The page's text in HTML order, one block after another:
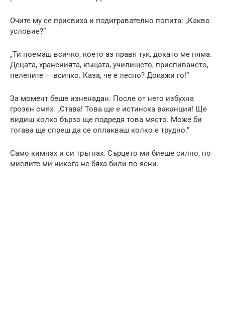
Очите му се присвиха и подигравателно попита: „Какво
условие?“
„Ти поемаш всичко, което аз правя тук, докато ме няма.
Децата, храненията, къщата, училището, приспиването,
пелените — всичко. Каза, че е лесно? Докажи го!“
За момент беше изненадан. После от него избухна
грозен смях: „Става! Това ще е истинска ваканция! Ще
видиш колко бързо ще подредя това място. Може би
тогава ще спреш да се оплакваш колко е трудно.“
Само кимнах и си тръгнах. Сърцето ми биеше силно, но
мислите ми никога не бяха били по-ясни.